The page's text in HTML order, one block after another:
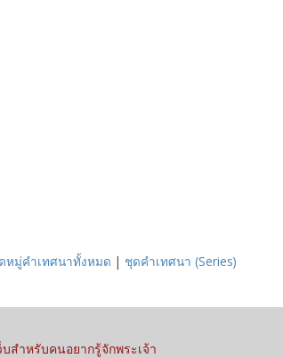
หมู่คำเทศนาทั้งหมด | ชุดคำเทศนา (Series)
สำหรับคนอยากรู้จักพระเจ้า